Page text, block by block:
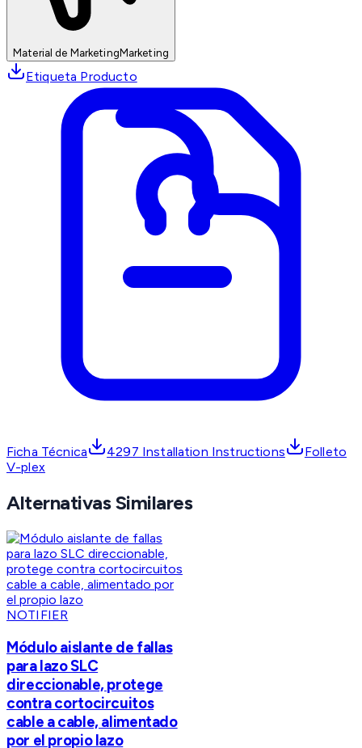
Material de MarketingMarketing
Etiqueta Producto
Ficha Técnica 4297 Installation Instructions
Folleto
V-plex
Alternativas Similares
NOTIFIER
Módulo aislante de fallas
para lazo SLC
direccionable, protege
contra cortocircuitos
cable a cable, alimentado
por el propio lazo